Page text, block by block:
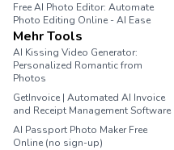
Free AI Photo Editor: Automate
Photo Editing Online - AI Ease
Mehr Tools
AI Kissing Video Generator:
Personalized Romantic from
Photos
GetInvoice | Automated AI Invoice
and Receipt Management Software
AI Passport Photo Maker Free
Online (no sign-up)